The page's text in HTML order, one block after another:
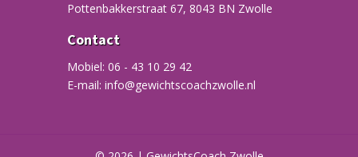
Pottenbakkerstraat 67, 8043 BN Zwolle
Contact
Mobiel: 06 - 43 10 29 42
E-mail: info@gewichtscoachzwolle.nl